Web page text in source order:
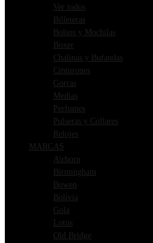
Ver todos
Billeteras
Bolsos y Mochilas
Boxer
Chalinas y Bufandas
Cinturones
Gorras
Medias
Perfumes
Pulseras y Collares
Relojes
MARCAS
Airborn
Birmingham
Bowen
Bolivia
Gola
Lotus
Old Bridge